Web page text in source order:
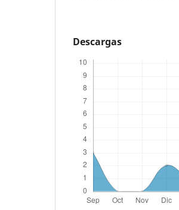
Descargas